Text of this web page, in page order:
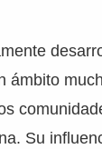
ámbito
Su